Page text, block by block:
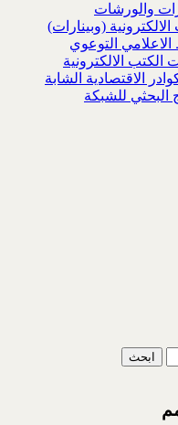
والورشات
الالكترونية (وبينارات)
الاعلامي التوعوي
الكتب الالكترونية
الاقتصادية الشابة
البحثي للشبكة